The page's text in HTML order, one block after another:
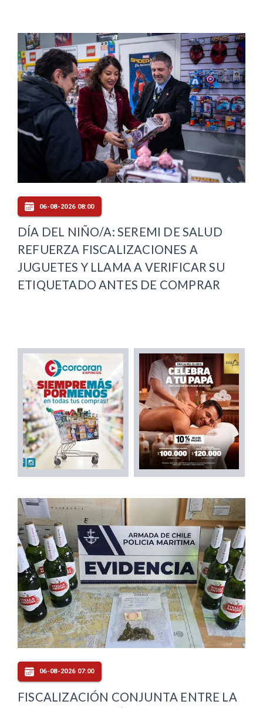
06-08-2026 08:00
DÍA DEL NIÑO/A: SEREMI DE SALUD
REFUERZA FISCALIZACIONES A
JUGUETES Y LLAMA A VERIFICAR SU
ETIQUETADO ANTES DE COMPRAR
06-08-2026 07:00
FISCALIZACIÓN CONJUNTA ENTRE LA